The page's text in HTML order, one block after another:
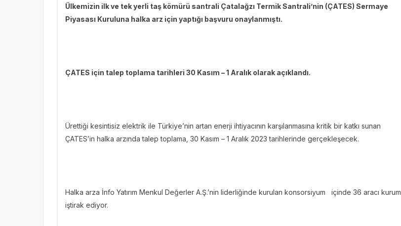
Ülkemizin ilk ve tek yerli taş kömürü santrali Çatalağzı Termik Santrali’nin (ÇATES) Sermaye
Piyasası Kuruluna halka arz için yaptığı başvuru onaylanmıştı.
ÇATES için talep toplama tarihleri 30 Kasım – 1 Aralık olarak açıklandı.
Ürettiği kesintisiz elektrik ile Türkiye’nin artan enerji ihtiyacının karşılanmasına kritik bir katkı sunan
ÇATES’in halka arzında talep toplama, 30 Kasım – 1 Aralık 2023 tarihlerinde gerçekleşecek.
Halka arza İnfo Yatırım Menkul Değerler A.Ş.’nin liderliğinde kurulan konsorsiyum içinde 36 aracı kurum
iştirak ediyor.